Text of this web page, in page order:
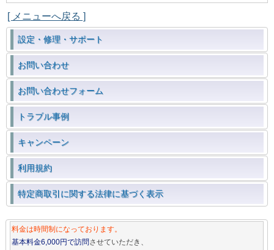
[ メニューへ戻る ]
設定・修理・サポート
お問い合わせ
お問い合わせフォーム
トラブル事例
キャンペーン
利用規約
特定商取引に関する法律に基づく表示
料金は時間制になっております。
基本料金6,000円で訪問させていただき、